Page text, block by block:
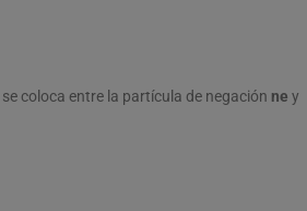
coloca entre la partícula de negación ne y